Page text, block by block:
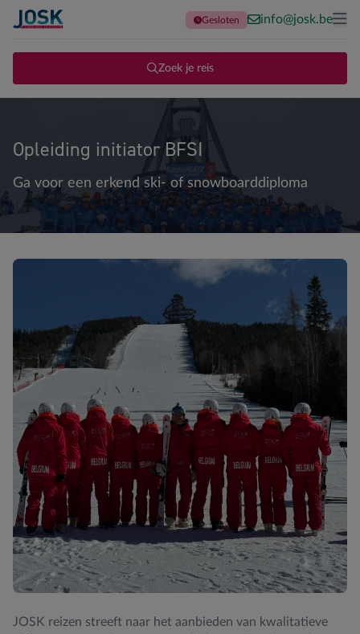
Terug naar de homepage
Gesloten info@josk.be
Zoek je reis
Opleiding initiator BFSI
Ga voor een erkend ski- of snowboarddiploma
JOSK reizen streeft naar het aanbieden van kwalitatieve